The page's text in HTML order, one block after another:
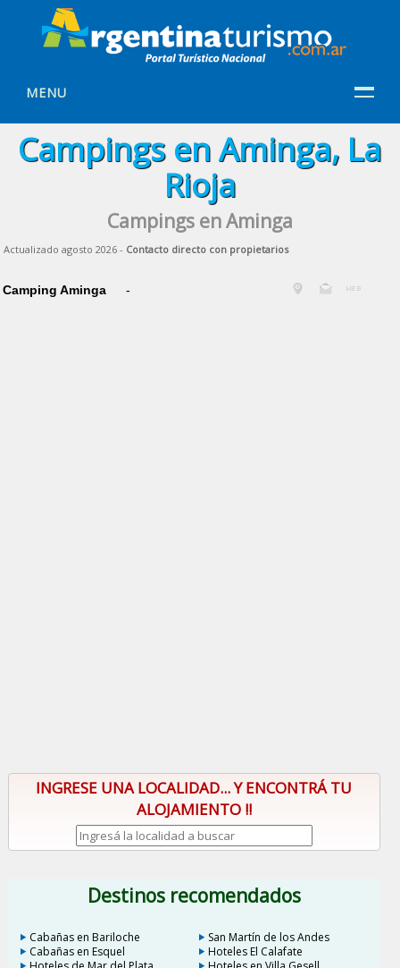
MENU
Campings en Aminga, La
Rioja
Campings en Aminga
Actualizado agosto 2026 - Contacto directo con propietarios
Camping Aminga -
INGRESE UNA LOCALIDAD... Y ENCONTRÁ TU
ALOJAMIENTO !!
Destinos recomendados
Cabañas en Bariloche
San Martín de los Andes
Cabañas en Esquel
Hoteles El Calafate